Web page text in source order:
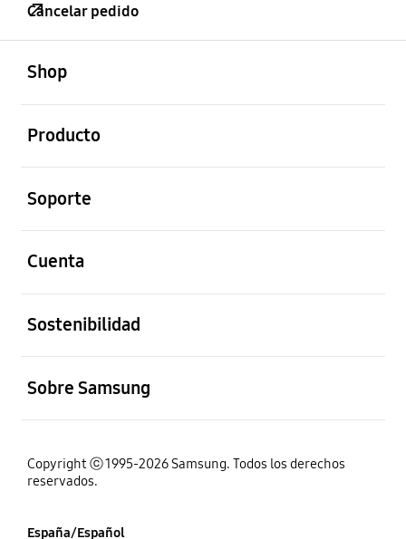
Cancelar pedido
Shop
Producto
Soporte
Cuenta
Sostenibilidad
Sobre Samsung
Copyright ⓒ 1995-2026 Samsung. Todos los derechos
reservados.
España/Español